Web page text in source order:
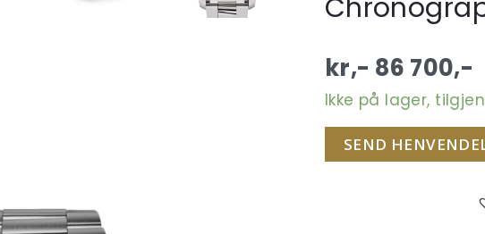
kr,- 86 700,-
Ikke på lager,
SEND